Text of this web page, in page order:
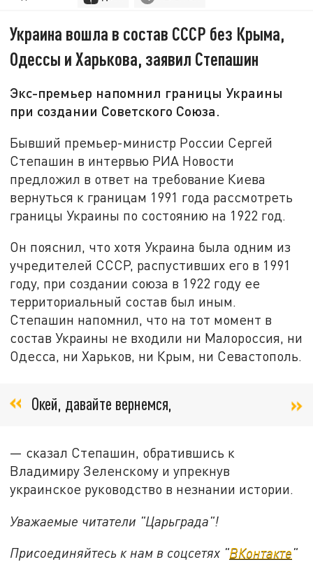
Украина вошла в состав СССР без Крыма,
Одессы и Харькова, заявил Степашин
Экс-премьер напомнил границы Украины
при создании Советского Союза.
Бывший премьер-министр России Сергей
Степашин в интервью РИА Новости
предложил в ответ на требование Киева
вернуться к границам 1991 года рассмотреть
границы Украины по состоянию на 1922 год.
Он пояснил, что хотя Украина была одним из
учредителей СССР, распустивших его в 1991
году, при создании союза в 1922 году ее
территориальный состав был иным.
Степашин напомнил, что на тот момент в
состав Украины не входили ни Малороссия, ни
Одесса, ни Харьков, ни Крым, ни Севастополь.
Окей, давайте вернемся,
— сказал Степашин, обратившись к
Владимиру Зеленскому и упрекнув
украинское руководство в незнании истории.
Уважаемые читатели "Царьграда"!
Присоединяйтесь к нам в соцсетях "ВКонтакте"